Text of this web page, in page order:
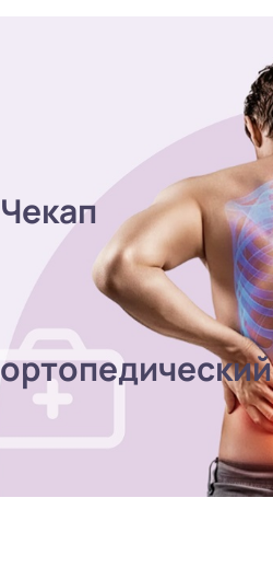
Чекап
ортопедический